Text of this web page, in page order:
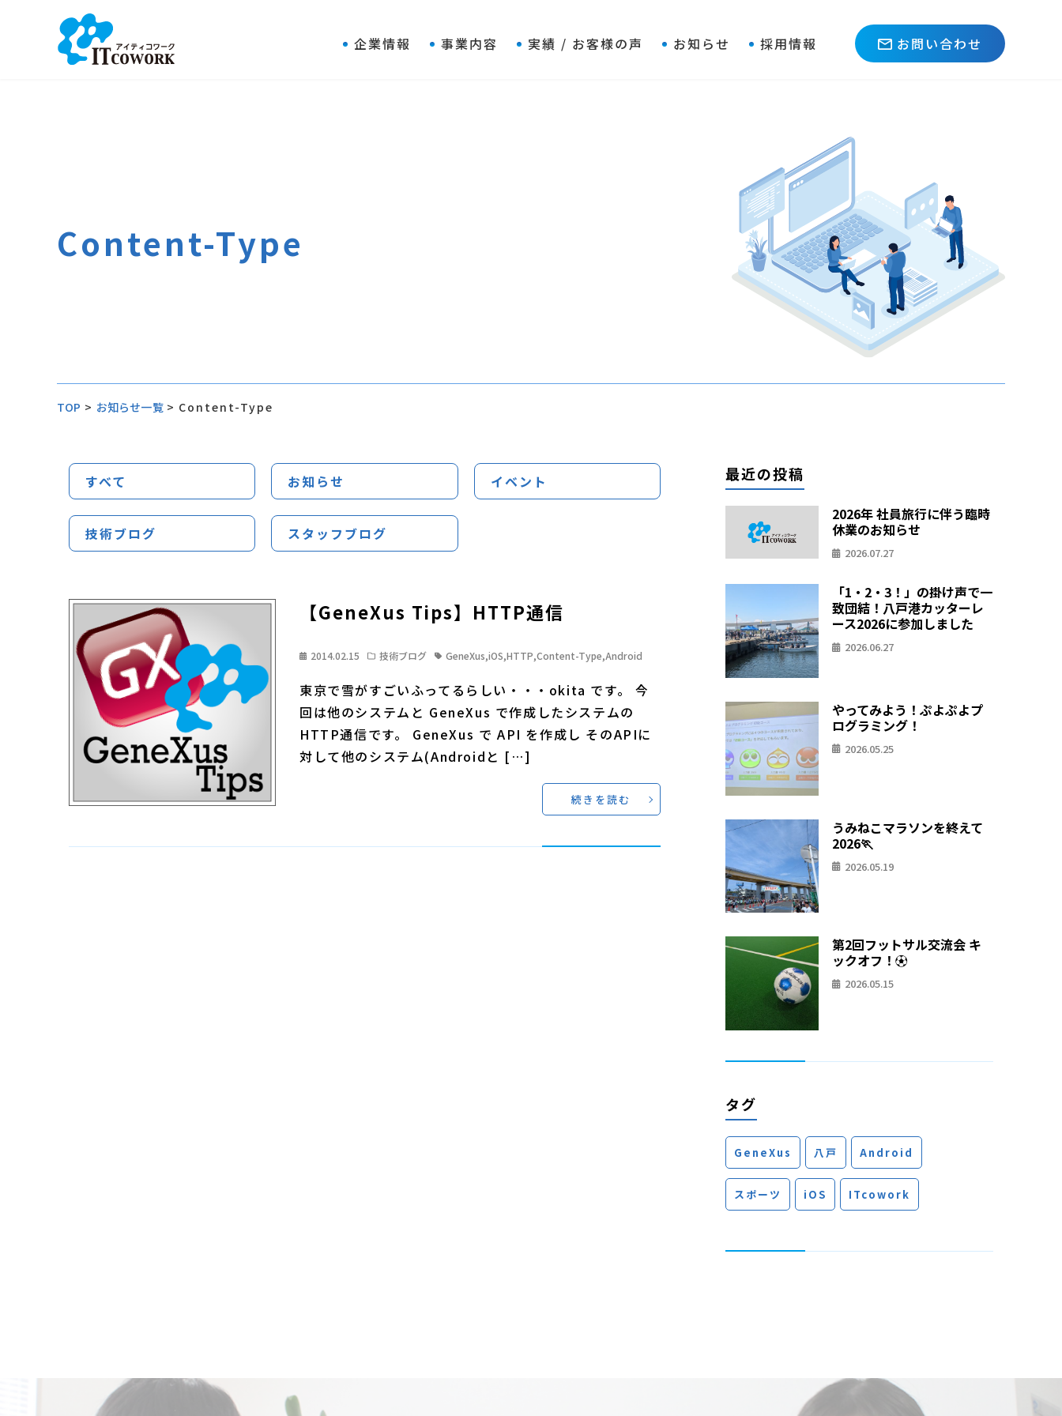
企業情報 事業内容 実績 / お客様の声 お知らせ 採用情報 お問い合わせ
Content-Type
TOP > お知らせ一覧 > Content-Type
すべて お知らせ イベント
技術ブログ スタッフブログ
【GeneXus Tips】HTTP通信
2014.02.15 技術ブログ GeneXus,iOS,HTTP,Content-Type,Android
東京で雪がすごいふってるらしい・・・okita です。 今
回は他のシステムと GeneXus で作成したシステムの
HTTP通信です。 GeneXus で API を作成し そのAPIに
対して他のシステム(Androidと […]
続きを読む
最近の投稿
2026年 社員旅行に伴う臨時
休業のお知らせ
2026.07.27
「1・2・3！」の掛け声で一
致団結！八戸港カッターレ
ース2026に参加しました
2026.06.27
やってみよう！ぷよぷよプ
ログラミング！
2026.05.25
うみねこマラソンを終えて
2026🏃
2026.05.19
第2回フットサル交流会 キ
ックオフ！⚽
2026.05.15
タグ
GeneXus 八戸 Android
スポーツ iOS ITcowork